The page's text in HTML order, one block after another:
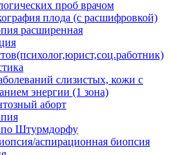
проб врачом
плода (с расшифровкой)
расширенная
слизистых, кожи с
энергии (1 зона)
аборт
Штурмдорфу
аспирационная биопсия